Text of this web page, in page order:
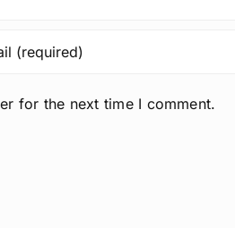
for the next time I comment.